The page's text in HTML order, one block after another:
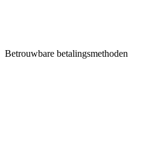
Betrouwbare betalingsmethoden